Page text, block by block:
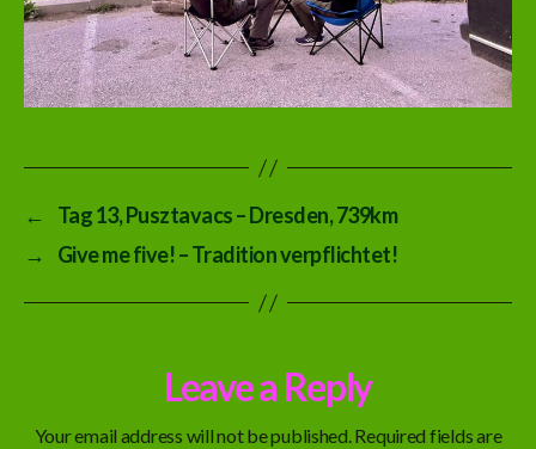
←
Tag 13, Pusztavacs – Dresden, 739km
→
Give me five! – Tradition verpflichtet!
Leave a Reply
Your email address will not be published.Required fields are